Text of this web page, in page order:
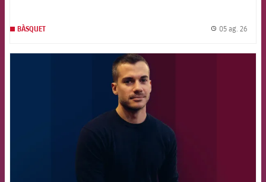
BÀSQUET 05 ag. 26
FCB Barcelona badge